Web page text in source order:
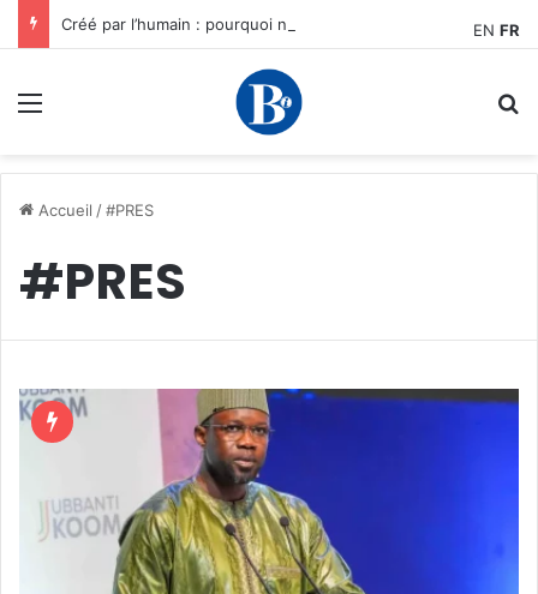
Créé par l’humain : pourquoi notre plus grand avantage à l’ère de l’IA reste humain, par Edward Tatchim
Accueil /#PRES
#PRES
EN FR